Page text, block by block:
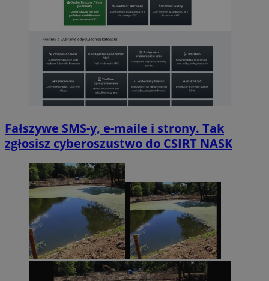
Fałszywe SMS-y, e-maile i strony. Tak
zgłosisz cyberoszustwo do CSIRT NASK